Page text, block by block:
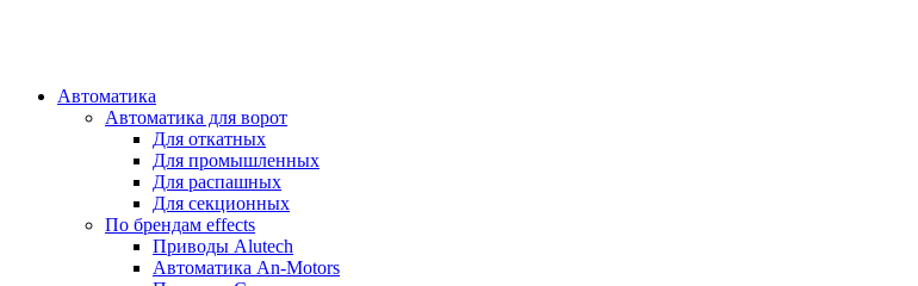
Автоматика
Автоматика для ворот
Для откатных
Для промышленных
Для распашных
Для секционных
По брендам effects
Приводы Alutech
Автоматика An-Motors